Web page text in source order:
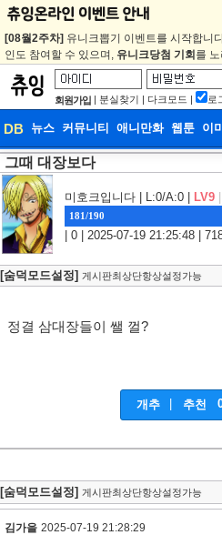
[08월2주차] 유니크뽑기 이벤트를 시작합니
인도 참여할 수 있으며, 유니크당첨 기회 를
회원가입 | 분실찾기 | 다크모드 | 로
DB 뉴스 커뮤니티 애니만화 웹툰 이
DB
웹툰 이미지
그때 대장보다
미호크입니다 | L:0/A:0 | LV9
181/190
| 0 | 2025-07-19 21:25:48 | 718
[숨덕모드설정] 게시판최상단항상설정가능
정결 삼대장들이 쌜 껄?
개추 추천
[숨덕모드설정] 게시판최상단항상설정가능
김가을 2025-07-19 21:28:29